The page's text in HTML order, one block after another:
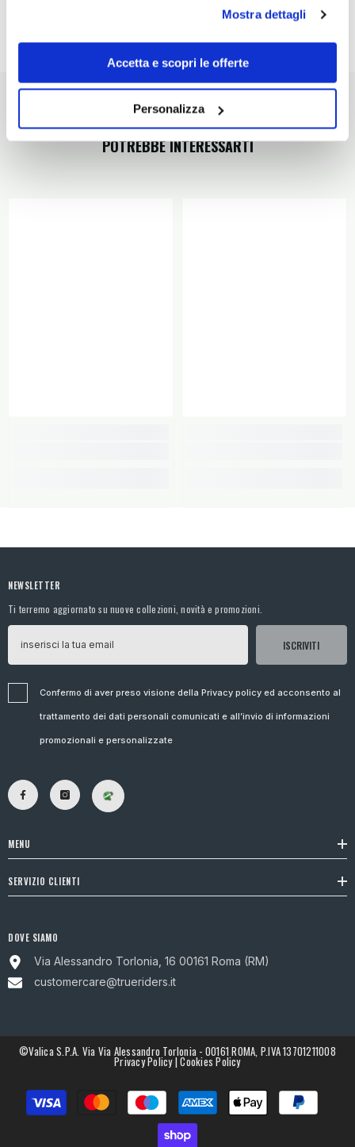
Mostra dettagli
Accetta e scopri le offerte
Personalizza
Dettagli prodotto
POTREBBE INTERESSARTI
NEWSLETTER
Ti terremo aggiornato su nuove collezioni, novità e promozioni.
ISCRIVITI
Confermo di aver preso visione della Privacy policy ed acconsento al
trattamento dei dati personali comunicati e all’invio di informazioni
promozionali e personalizzate
MENU
SERVIZIO CLIENTI
DOVE SIAMO
Via Alessandro Torlonia, 16 00161 Roma (RM)
customercare@trueriders.it
©Valica S.p.A. Via Via Alessandro Torlonia - 00161 ROMA, P.IVA 13701211008
Privacy Policy|Cookies Policy
Metodi
di
pagamento